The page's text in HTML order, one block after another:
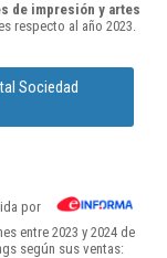
de impresión y artes
respecto al año 2023.
Sociedad
por
entre 2023 y 2024 de
según sus ventas: